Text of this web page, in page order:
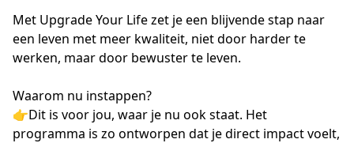
Met Upgrade Your Life zet je een blijvende stap naar
een leven met meer kwaliteit, niet door harder te
werken, maar door bewuster te leven.
Waarom nu instappen?
👉Dit is voor jou, waar je nu ook staat. Het
programma is zo ontworpen dat je direct impact voelt,